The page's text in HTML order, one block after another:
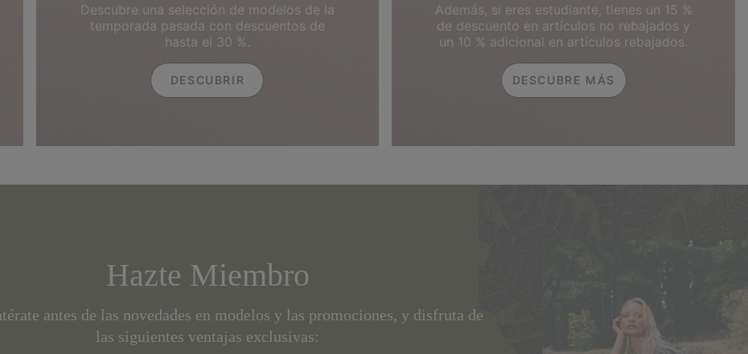
Descubre una selección de modelos de la
temporada pasada con descuentos de
hasta el 30 %.
DESCUBRIR
Además, si eres estudiante, tienes un 15 %
de descuento en artículos no rebajados y
un 10 % adicional en artículos rebajados.
DESCUBRE MÁS
Hazte Miembro
antes de las novedades en modelos y las promociones, y disfruta de
las siguientes ventajas exclusivas: